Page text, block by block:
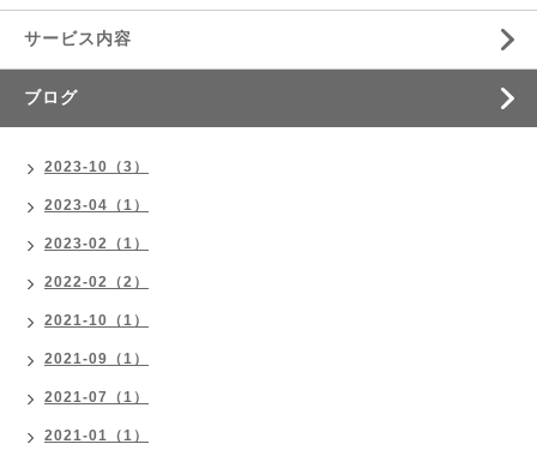
サービス内容
ブログ
2023-10（3）
2023-04（1）
2023-02（1）
2022-02（2）
2021-10（1）
2021-09（1）
2021-07（1）
2021-01（1）